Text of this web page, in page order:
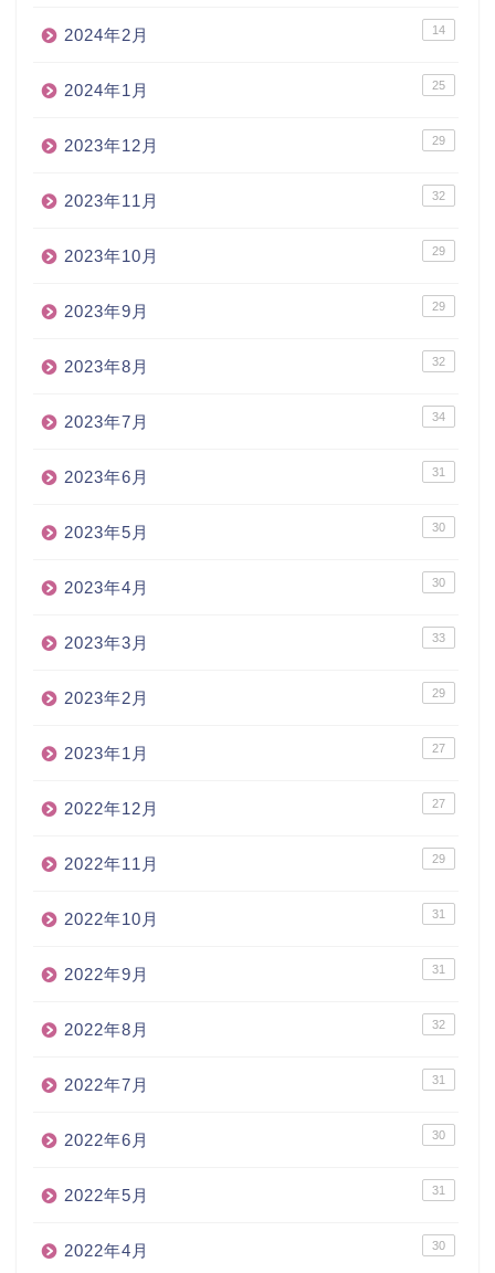
2024年2月 14
2024年1月 25
2023年12月 29
2023年11月 32
2023年10月 29
2023年9月 29
2023年8月 32
2023年7月 34
2023年6月 31
2023年5月 30
2023年4月 30
2023年3月 33
2023年2月 29
2023年1月 27
2022年12月 27
2022年11月 29
2022年10月 31
2022年9月 31
2022年8月 32
2022年7月 31
2022年6月 30
2022年5月 31
2022年4月 30